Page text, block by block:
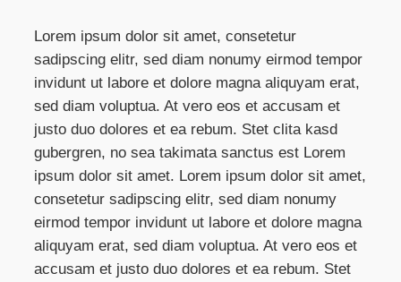
Lorem ipsum dolor sit amet, consetetur
sadipscing elitr, sed diam nonumy eirmod tempor
invidunt ut labore et dolore magna aliquyam erat,
sed diam voluptua. At vero eos et accusam et
justo duo dolores et ea rebum. Stet clita kasd
gubergren, no sea takimata sanctus est Lorem
ipsum dolor sit amet. Lorem ipsum dolor sit amet,
consetetur sadipscing elitr, sed diam nonumy
eirmod tempor invidunt ut labore et dolore magna
aliquyam erat, sed diam voluptua. At vero eos et
accusam et justo duo dolores et ea rebum. Stet